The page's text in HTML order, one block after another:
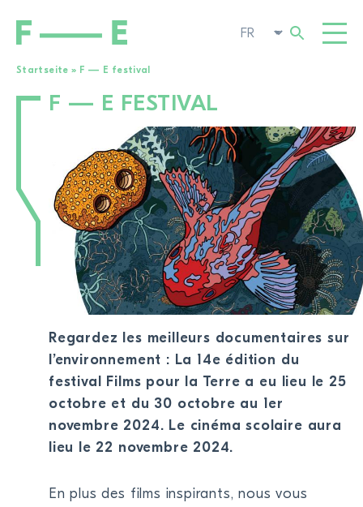
Startseite » F — E festival
F — E FESTIVAL
Regardez les meilleurs documentaires sur
l’environnement : La 14e édition du
festival Films pour la Terre a eu lieu le 25
octobre et du 30 octobre au 1er
novembre 2024. Le cinéma scolaire aura
lieu le 22 novembre 2024.
En plus des films inspirants, nous vous
FILMS
FESTIVAL
CINÉMA POP-UP
ENGAGEMENT
ACTUALITÉS
A PROPOS DE NOUS
DEVENIR MEMBRE
Rechercher :
À LA RECHERCHE DE FILMS